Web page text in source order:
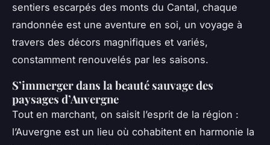
sentiers escarpés des monts du Cantal, chaque
randonnée est une aventure en soi, un voyage à
travers des décors magnifiques et variés,
constamment renouvelés par les saisons.
S’immerger dans la beauté sauvage des
paysages d’Auvergne
Tout en marchant, on saisit l’esprit de la région :
l’Auvergne est un lieu où cohabitent en harmonie la